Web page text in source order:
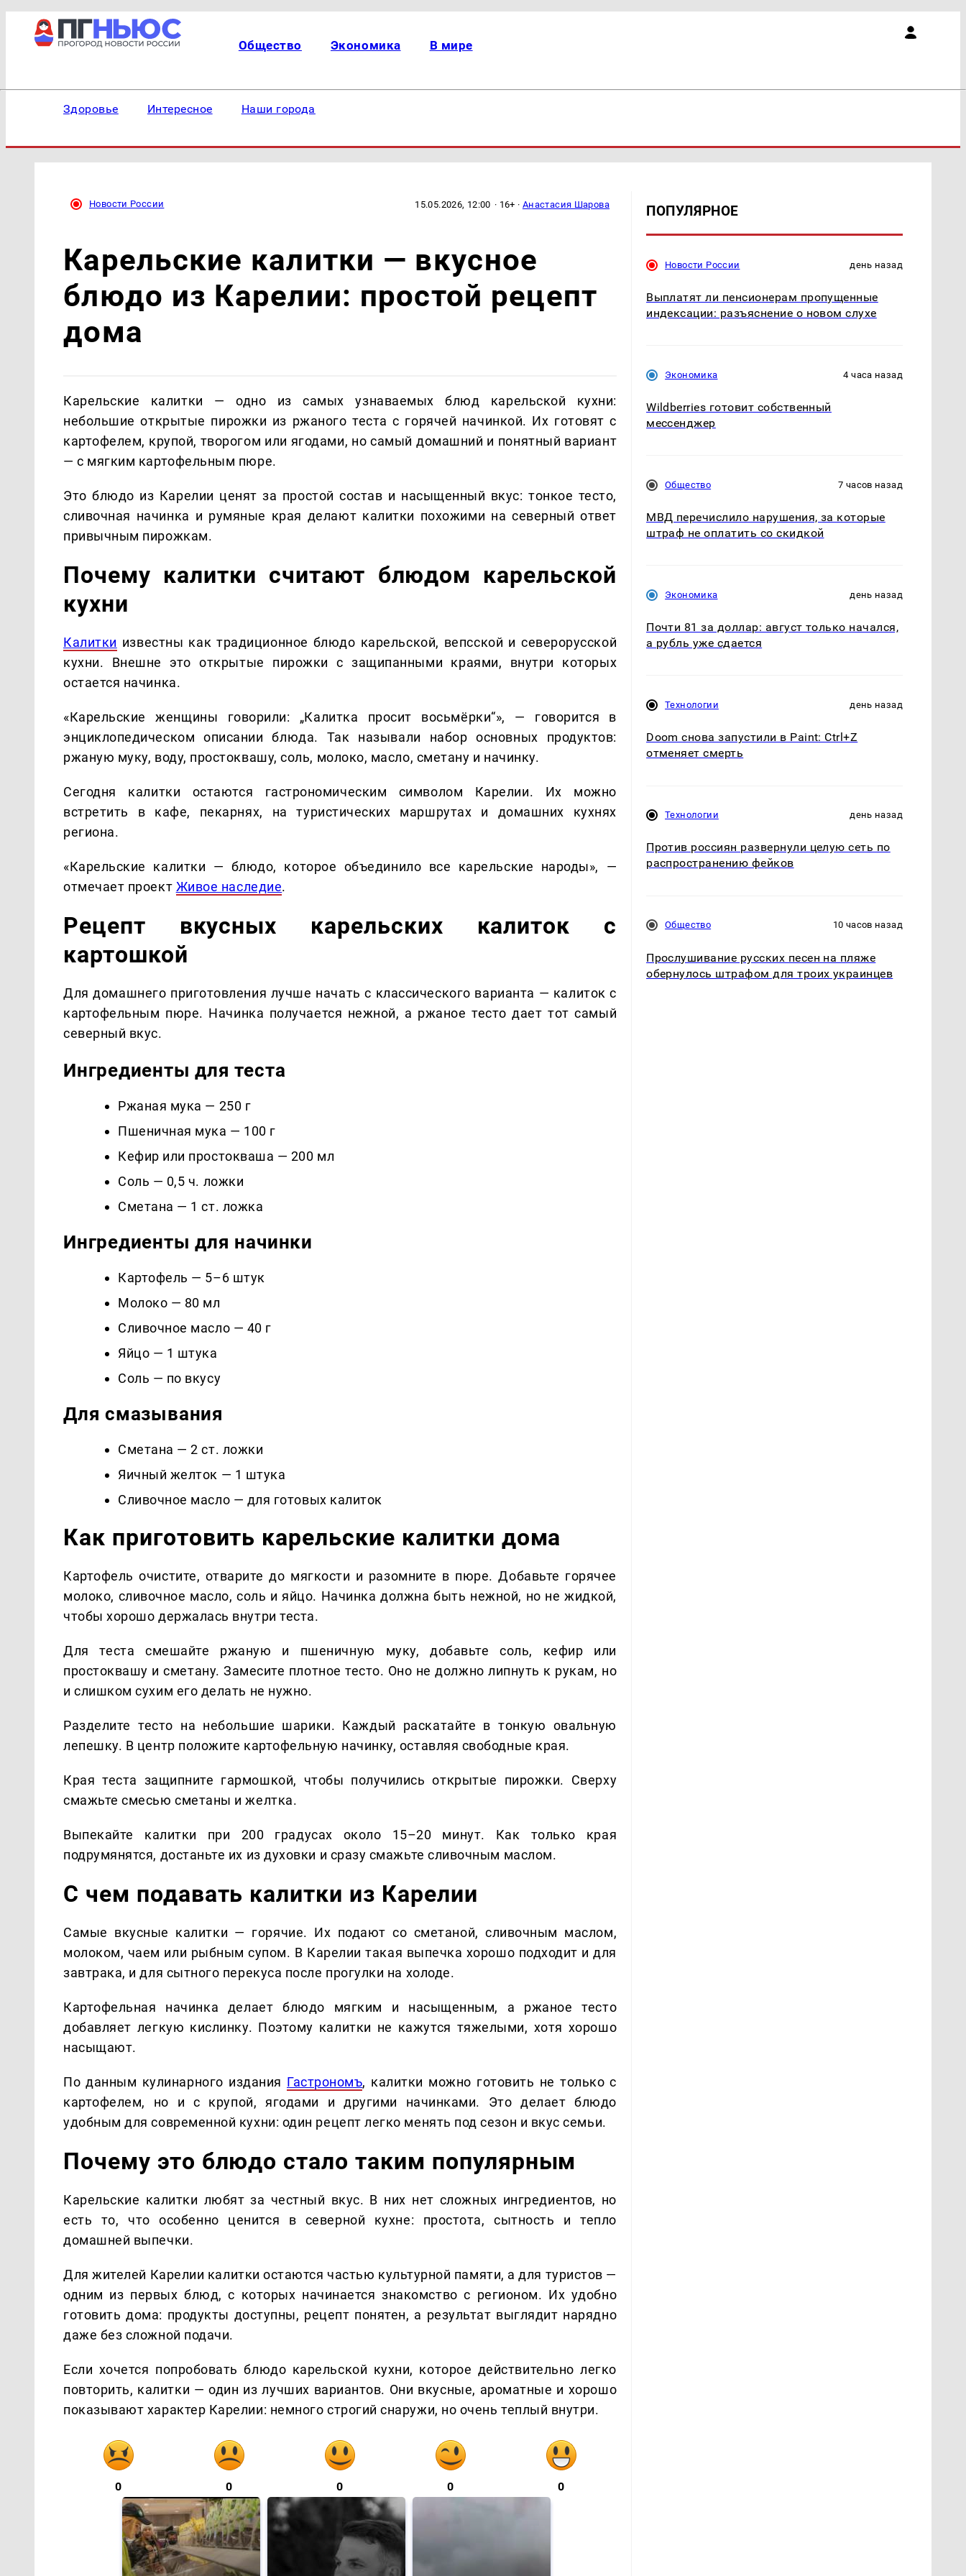
Общество Экономика В мире
Здоровье Интересное Наши города
Новости России 15.05.2026, 12:00 · 16+ · Анастасия Шарова
Карельские калитки — вкусное
блюдо из Карелии: простой рецепт
дома
Карельские калитки — одно из самых узнаваемых блюд карельской кухни:
небольшие открытые пирожки из ржаного теста с горячей начинкой. Их готовят с
картофелем, крупой, творогом или ягодами, но самый домашний и понятный вариант
— с мягким картофельным пюре.
Это блюдо из Карелии ценят за простой состав и насыщенный вкус: тонкое тесто,
сливочная начинка и румяные края делают калитки похожими на северный ответ
привычным пирожкам.
Почему калитки считают блюдом карельской
кухни
Калитки известны как традиционное блюдо карельской, вепсской и северорусской
кухни. Внешне это открытые пирожки с защипанными краями, внутри которых
остается начинка.
«Карельские женщины говорили: „Калитка просит восьмёрки“», — говорится в
энциклопедическом описании блюда. Так называли набор основных продуктов:
ржаную муку, воду, простоквашу, соль, молоко, масло, сметану и начинку.
Сегодня калитки остаются гастрономическим символом Карелии. Их можно
встретить в кафе, пекарнях, на туристических маршрутах и домашних кухнях
региона.
«Карельские калитки — блюдо, которое объединило все карельские народы», —
отмечает проект Живое наследие.
Рецепт вкусных карельских калиток с
картошкой
Для домашнего приготовления лучше начать с классического варианта — калиток с
картофельным пюре. Начинка получается нежной, а ржаное тесто дает тот самый
северный вкус.
Ингредиенты для теста
Ржаная мука — 250 г
Пшеничная мука — 100 г
Кефир или простокваша — 200 мл
Соль — 0,5 ч. ложки
Сметана — 1 ст. ложка
Ингредиенты для начинки
Картофель — 5–6 штук
Молоко — 80 мл
Сливочное масло — 40 г
Яйцо — 1 штука
Соль — по вкусу
Для смазывания
Сметана — 2 ст. ложки
Яичный желток — 1 штука
Сливочное масло — для готовых калиток
Как приготовить карельские калитки дома
Картофель очистите, отварите до мягкости и разомните в пюре. Добавьте горячее
молоко, сливочное масло, соль и яйцо. Начинка должна быть нежной, но не жидкой,
чтобы хорошо держалась внутри теста.
Для теста смешайте ржаную и пшеничную муку, добавьте соль, кефир или
простоквашу и сметану. Замесите плотное тесто. Оно не должно липнуть к рукам, но
и слишком сухим его делать не нужно.
Разделите тесто на небольшие шарики. Каждый раскатайте в тонкую овальную
лепешку. В центр положите картофельную начинку, оставляя свободные края.
Края теста защипните гармошкой, чтобы получились открытые пирожки. Сверху
смажьте смесью сметаны и желтка.
Выпекайте калитки при 200 градусах около 15–20 минут. Как только края
подрумянятся, достаньте их из духовки и сразу смажьте сливочным маслом.
С чем подавать калитки из Карелии
Самые вкусные калитки — горячие. Их подают со сметаной, сливочным маслом,
молоком, чаем или рыбным супом. В Карелии такая выпечка хорошо подходит и для
завтрака, и для сытного перекуса после прогулки на холоде.
Картофельная начинка делает блюдо мягким и насыщенным, а ржаное тесто
добавляет легкую кислинку. Поэтому калитки не кажутся тяжелыми, хотя хорошо
насыщают.
По данным кулинарного издания Гастрономъ, калитки можно готовить не только с
картофелем, но и с крупой, ягодами и другими начинками. Это делает блюдо
удобным для современной кухни: один рецепт легко менять под сезон и вкус семьи.
Почему это блюдо стало таким популярным
Карельские калитки любят за честный вкус. В них нет сложных ингредиентов, но
есть то, что особенно ценится в северной кухне: простота, сытность и тепло
домашней выпечки.
Для жителей Карелии калитки остаются частью культурной памяти, а для туристов —
одним из первых блюд, с которых начинается знакомство с регионом. Их удобно
готовить дома: продукты доступны, рецепт понятен, а результат выглядит нарядно
даже без сложной подачи.
Если хочется попробовать блюдо карельской кухни, которое действительно легко
повторить, калитки — один из лучших вариантов. Они вкусные, ароматные и хорошо
показывают характер Карелии: немного строгий снаружи, но очень теплый внутри.
0 0 0 0 0
ПОПУЛЯРНОЕ
Новости России день назад
Выплатят ли пенсионерам пропущенные
индексации: разъяснение о новом слухе
Экономика 4 часа назад
Wildberries готовит собственный
мессенджер
Общество 7 часов назад
МВД перечислило нарушения, за которые
штраф не оплатить со скидкой
Экономика день назад
Почти 81 за доллар: август только начался,
а рубль уже сдается
Технологии день назад
Doom снова запустили в Paint: Ctrl+Z
отменяет смерть
Технологии день назад
Против россиян развернули целую сеть по
распространению фейков
Общество 10 часов назад
Прослушивание русских песен на пляже
обернулось штрафом для троих украинцев